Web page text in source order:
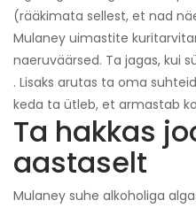
(rääkimata sellest, et nad
Mulaney uimastite
naeruväärsed. Ta jagas, kui
. Lisaks arutas ta oma
keda ta ütleb, et armastab
Ta hakkas
aastaselt
Mulaney suhe alkoholiga